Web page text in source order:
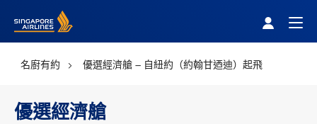
名廚有約 優選經濟艙 – 自紐約（約翰甘迺迪）起飛
優選經濟艙